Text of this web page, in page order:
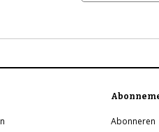
Abonneren